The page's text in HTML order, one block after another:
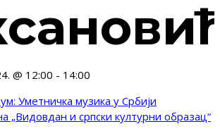
@ 12:00 - 14:00
Уметничка музика у Србији
„Видовдан и српски културни образац“